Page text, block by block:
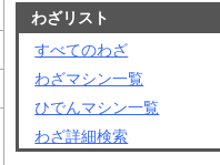
わざリスト
すべてのわざ
わざマシン一覧
ひでんマシン一覧
わざ詳細検索